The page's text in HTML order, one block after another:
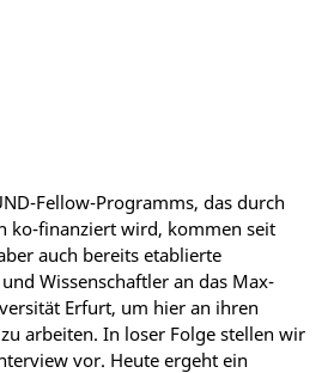
Fellow-Programms, das durch
ko-finanziert wird, kommen seit
auch bereits etablierte
Wissenschaftler an das Max-
Erfurt, um hier an ihren
arbeiten. In loser Folge stellen wir
vor. Heute ergeht ein